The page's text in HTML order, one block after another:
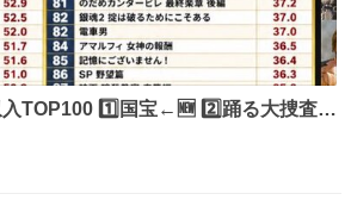
TOP100 1️⃣国宝←🆕 2️⃣踊る大捜査線
物語 4️⃣踊る大捜査線 THE MOVIE 5️⃣
ド・ブルー 7️⃣天と地と 8️⃣永遠の0